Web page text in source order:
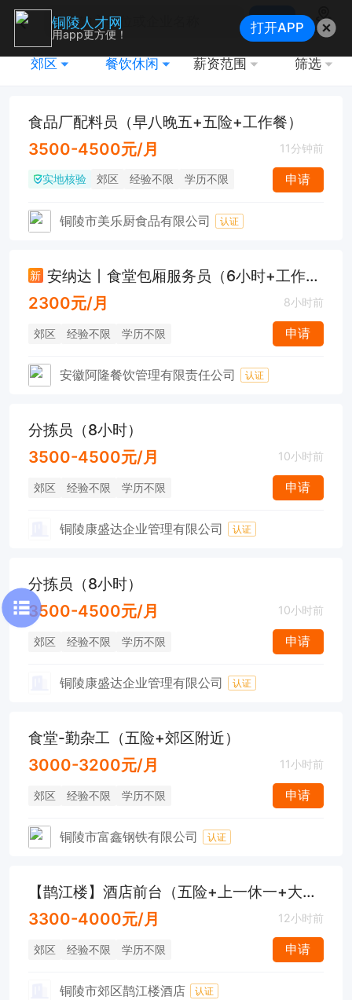
搜索
地图
郊区 餐饮休闲 薪资范围 筛选
食品厂配料员（早八晚五+五险+工作餐）
3500-4500元/月 11分钟前
实地核验 郊区 经验不限 学历不限 申请
铜陵市美乐厨食品有限公司 认证
新 安纳达丨食堂包厢服务员（6小时+工作餐）
2300元/月 8小时前
郊区 经验不限 学历不限 申请
安徽阿隆餐饮管理有限责任公司 认证
分拣员（8小时）
3500-4500元/月 10小时前
郊区 经验不限 学历不限 申请
铜陵康盛达企业管理有限公司 认证
分拣员（8小时）
3500-4500元/月 10小时前
郊区 经验不限 学历不限 申请
铜陵康盛达企业管理有限公司 认证
食堂-勤杂工（五险+郊区附近）
3000-3200元/月 11小时前
郊区 经验不限 学历不限 申请
铜陵市富鑫钢铁有限公司 认证
【鹊江楼】酒店前台（五险+上一休一+大通附近）
3300-4000元/月 12小时前
郊区 经验不限 学历不限 申请
铜陵市郊区鹊江楼酒店 认证
铜陵人才网
用app更方便！ 打开APP